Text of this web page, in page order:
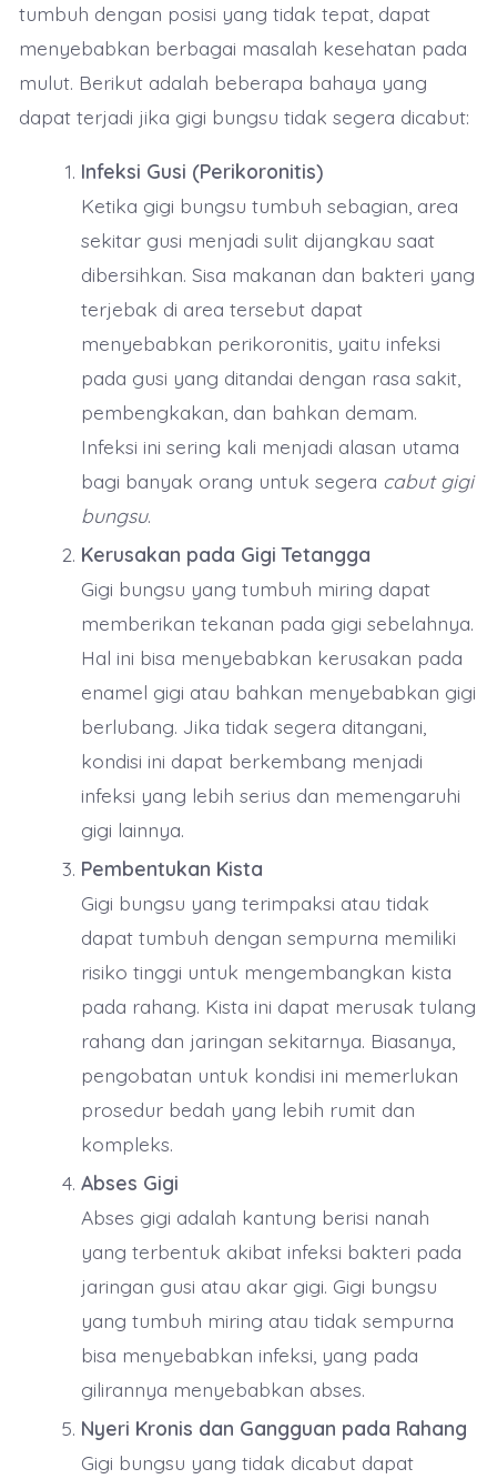
tumbuh dengan posisi yang tidak tepat, dapat
menyebabkan berbagai masalah kesehatan pada
mulut. Berikut adalah beberapa bahaya yang
dapat terjadi jika gigi bungsu tidak segera dicabut:
Infeksi Gusi (Perikoronitis)
Ketika gigi bungsu tumbuh sebagian, area
sekitar gusi menjadi sulit dijangkau saat
dibersihkan. Sisa makanan dan bakteri yang
terjebak di area tersebut dapat
menyebabkan perikoronitis, yaitu infeksi
pada gusi yang ditandai dengan rasa sakit,
pembengkakan, dan bahkan demam.
Infeksi ini sering kali menjadi alasan utama
bagi banyak orang untuk segera cabut gigi
bungsu.
Kerusakan pada Gigi Tetangga
Gigi bungsu yang tumbuh miring dapat
memberikan tekanan pada gigi sebelahnya.
Hal ini bisa menyebabkan kerusakan pada
enamel gigi atau bahkan menyebabkan gigi
berlubang. Jika tidak segera ditangani,
kondisi ini dapat berkembang menjadi
infeksi yang lebih serius dan memengaruhi
gigi lainnya.
Pembentukan Kista
Gigi bungsu yang terimpaksi atau tidak
dapat tumbuh dengan sempurna memiliki
risiko tinggi untuk mengembangkan kista
pada rahang. Kista ini dapat merusak tulang
rahang dan jaringan sekitarnya. Biasanya,
pengobatan untuk kondisi ini memerlukan
prosedur bedah yang lebih rumit dan
kompleks.
Abses Gigi
Abses gigi adalah kantung berisi nanah
yang terbentuk akibat infeksi bakteri pada
jaringan gusi atau akar gigi. Gigi bungsu
yang tumbuh miring atau tidak sempurna
bisa menyebabkan infeksi, yang pada
gilirannya menyebabkan abses.
Nyeri Kronis dan Gangguan pada Rahang
Gigi bungsu yang tidak dicabut dapat